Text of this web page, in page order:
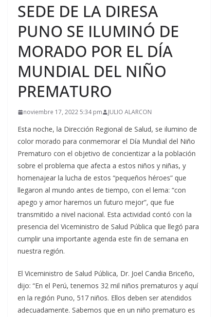
SEDE DE LA DIRESA
PUNO SE ILUMINÓ DE
MORADO POR EL DÍA
MUNDIAL DEL NIÑO
PREMATURO
noviembre 17, 2022 5:34 pm JULIO ALARCON
Esta noche, la Dirección Regional de Salud, se ilumino de
color morado para conmemorar el Día Mundial del Niño
Prematuro con el objetivo de concientizar a la población
sobre el problema que afecta a estos niños y niñas, y
homenajear la lucha de estos “pequeños héroes” que
llegaron al mundo antes de tiempo, con el lema: “con
apego y amor haremos un futuro mejor”, que fue
transmitido a nivel nacional. Esta actividad contó con la
presencia del Viceministro de Salud Pública que llegó para
cumplir una importante agenda este fin de semana en
nuestra región.
El Viceministro de Salud Pública, Dr. Joel Candia Briceño,
dijo: “En el Perú, tenemos 32 mil niños prematuros y aquí
en la región Puno, 517 niños. Ellos deben ser atendidos
adecuadamente. Sabemos que en un niño prematuro es